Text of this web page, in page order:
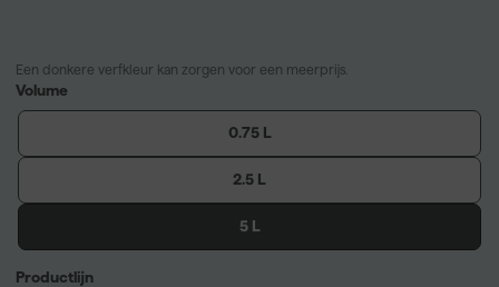
Een donkere verfkleur kan zorgen voor een meerprijs.
Volume
0.75 L
2.5 L
5 L
Productlijn